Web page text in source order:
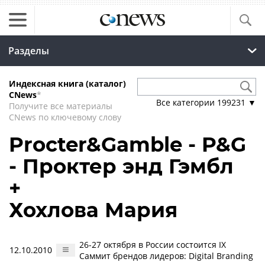
Разделы
Индексная книга (каталог)
CNews*
Получите все материалы
CNews по ключевому слову
Все категории 199231 ▼
Procter&Gamble - P&G
- Проктер энд Гэмбл
+
Хохлова Мария
12.10.2010
26-27 октября в России состоится IX
Саммит брендов лидеров: Digital Branding